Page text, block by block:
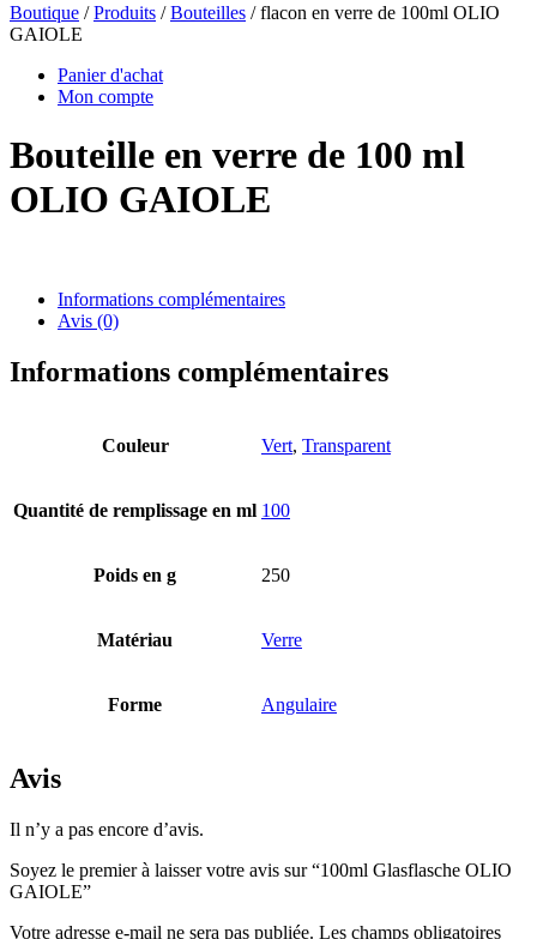
Produits chimiques (267)
Boîtes(73)
Pulvérisateur fin(8)
Bouteilles
Bidon
Cosmétiques(292)
Boutique /Produits /Bouteilles / flacon en verre de 100ml OLIO
GAIOLE
Panier d'achat
Mon compte
Bouteille en verre de 100 ml
OLIO GAIOLE
Informations complémentaires
Avis (0)
Informations complémentaires
Couleur Vert, Transparent
Quantité de remplissage en ml 100
Poids en g 250
Matériau Verre
Forme Angulaire
Avis
Il n’y a pas encore d’avis.
Soyez le premier à laisser votre avis sur “100ml Glasflasche OLIO
GAIOLE”
Votre adresse e-mail ne sera pas publiée. Les champs obligatoires